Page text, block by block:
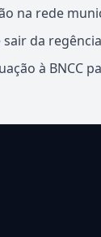
na rede
da
à BNCC